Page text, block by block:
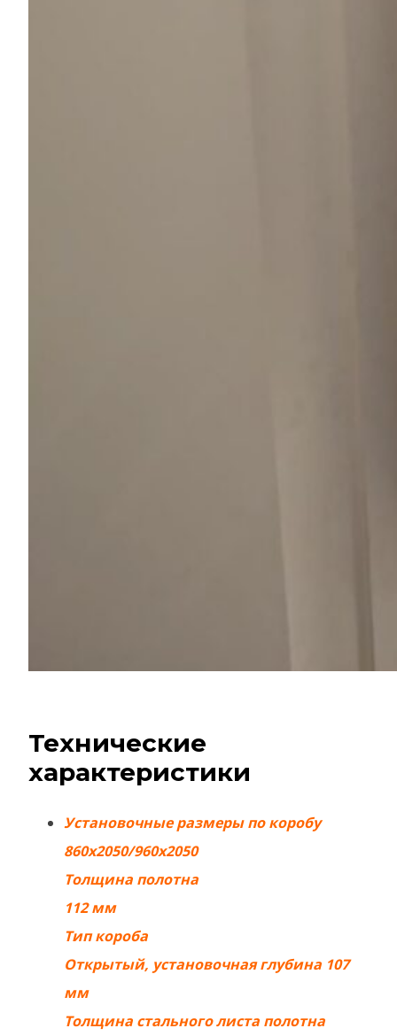
Технические
характеристики
Установочные размеры по коробу
860х2050/960х2050
Толщина полотна
112 мм
Тип короба
Открытый, установочная глубина 107
мм
Толщина стального листа полотна